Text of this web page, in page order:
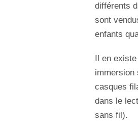
différents
sont
enfants
Il en
immersion
casques
dans le
sans fil).